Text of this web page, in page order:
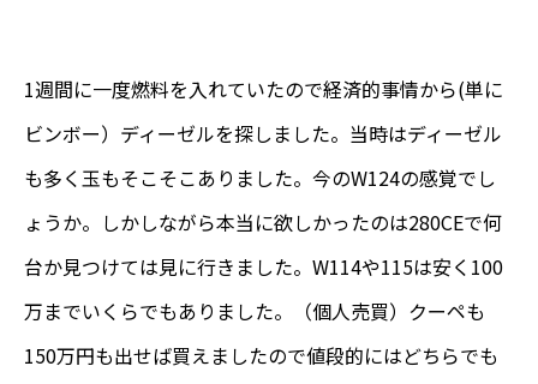
1週間に一度燃料を入れていたので経済的事情から(単に
ビンボー）ディーゼルを探しました。当時はディーゼル
も多く玉もそこそこありました。今のW124の感覚でし
ょうか。しかしながら本当に欲しかったのは280CEで何
台か見つけては見に行きました。W114や115は安く100
万までいくらでもありました。（個人売買）クーペも
150万円も出せば買えましたので値段的にはどちらでも